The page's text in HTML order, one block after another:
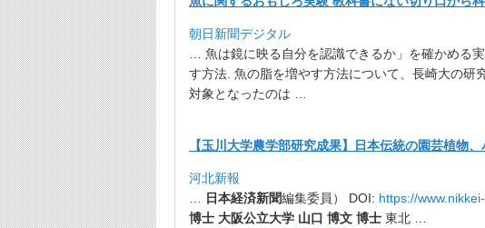
朝日新聞デジタル
… 魚は鏡に映る自分を認識できるか」を確かめる
す方法. 魚の脂を増やす方法について、 長崎大の研
対象となったのは …
【玉川大学農学部研究成果】日本伝統の園芸植物
河北新報
日本経済新聞編集委員） DOI: https://
博士 大阪公立大学 山口 博文 博士 東北 …